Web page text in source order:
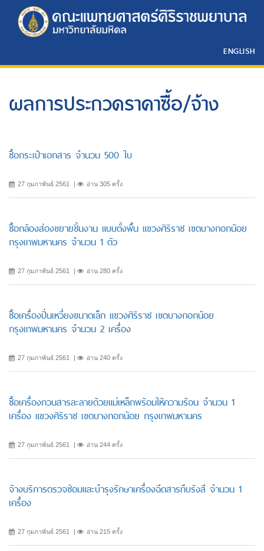
ENGLISH
ผลการประกวดราคาซื้อ/จ้าง
ซื้อกระเป๋าเอกสาร จำนวน 500 ใบ
27 กุมภาพันธ์ 2561 อ่าน 305 ครั้ง
ซื้อกล้องส่องขยายชิ้นงาน แบบตั้งพื้น แขวงศิริราช เขตบางกอกน้อย
กรุงเทพมหานคร จำนวน 1 ตัว
27 กุมภาพันธ์ 2561 อ่าน 280 ครั้ง
ซื้อเครื่องปั่นเหวี่ยงขนาดเล็ก แขวงศิริราช เขตบางกอกน้อย
กรุงเทพมหานคร จำนวน 2 เครื่อง
27 กุมภาพันธ์ 2561 อ่าน 240 ครั้ง
ซื้อเครื่องกวนสารละลายด้วยแม่เหล็กพร้อมให้ความร้อน จำนวน 1
เครื่อง แขวงศิริราช เขตบางกอกน้อย กรุงเทพมหานคร
27 กุมภาพันธ์ 2561 อ่าน 244 ครั้ง
จ้างบริการตรวจซ่อมและบำรุงรักษาเครื่องฉีดสารทึบรังสี จำนวน 1
เครื่อง
27 กุมภาพันธ์ 2561 อ่าน 215 ครั้ง